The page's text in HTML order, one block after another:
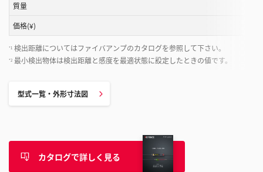
質量
価格(¥)
*1 検出距離についてはファイバアンプのカタログを参照して下さい。
*2 最小検出物体は検出距離と感度を最適状態に設定したときの値です。
型式一覧・外形寸法図
カタログで詳しく見る